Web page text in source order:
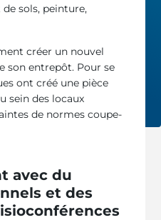
sols, peinture,
créer un nouvel
son entrepôt. Pour se
ont créé une pièce
sein des locaux
de normes coupe-
avec du
et des